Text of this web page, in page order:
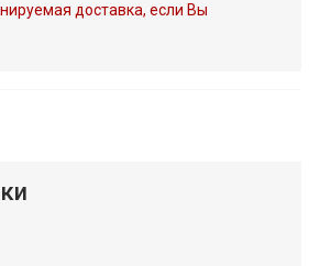
доставка, если Вы